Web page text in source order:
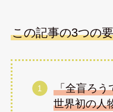
この記事の3つの
「全盲ろう
世界初の人